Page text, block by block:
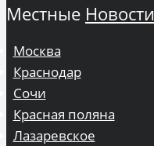
Местные Новости
Москва
Краснодар
Сочи
Красная поляна
Лазаревское